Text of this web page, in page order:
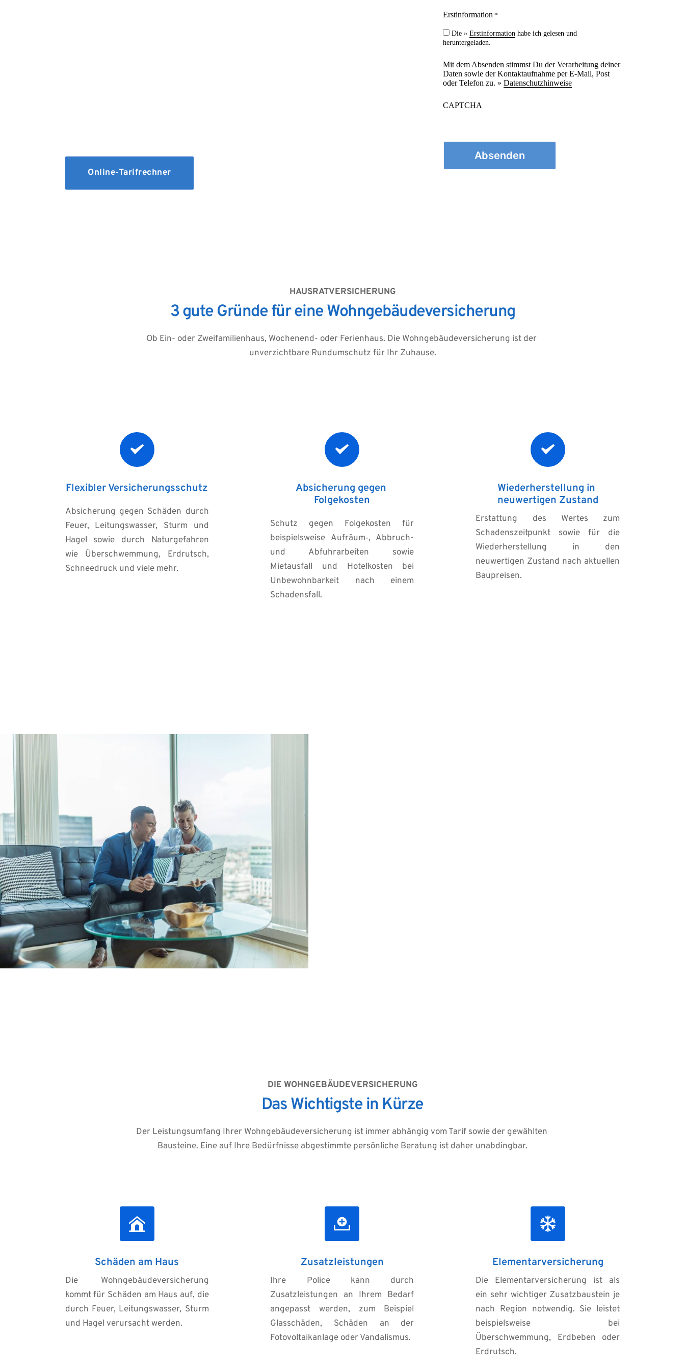
Online-Tarifrechner
Erstinformation *
Die » Erstinformationhabe ich gelesen und
heruntergeladen.
Mit dem Absenden stimmst Du der Verarbeitung deiner
Daten sowie der Kontaktaufnahme per E-Mail, Post
oder Telefon zu. » Datenschutzhinweise
CAPTCHA
HAUSRATVERSICHERUNG
3 gute Gründe für eine Wohngebäudeversicherung
Ob Ein- oder Zweifamilienhaus, Wochenend- oder Ferienhaus. Die Wohngebäudeversicherung ist der
unverzichtbare Rundumschutz für Ihr Zuhause.
Flexibler Versicherungsschutz
Absicherung gegen Schäden durch
Feuer, Leitungswasser, Sturm und
Hagel sowie durch Naturgefahren
wie Überschwemmung, Erdrutsch,
Schneedruck und viele mehr.
Absicherung gegen
Folgekosten
Schutz gegen Folgekosten für
beispielsweise Aufräum‑, Abbruch-
und Abfuhrarbeiten sowie
Mietausfall und Hotelkosten bei
Unbewohnbarkeit nach einem
Schadensfall.
Wiederherstellung in
neuwertigen Zustand
Erstattung des Wertes zum
Schadenszeitpunkt sowie für die
Wiederherstellung in den
neuwertigen Zustand nach aktuellen
Baupreisen.
DIE WOHNGEBÄUDEVERSICHERUNG
Das Wichtigste in Kürze
Der Leistungsumfang Ihrer Wohngebäudeversicherung ist immer abhängig vom Tarif sowie der gewählten
Bausteine. Eine auf Ihre Bedürfnisse abgestimmte persönliche Beratung ist daher unabdingbar.
Schäden am Haus
Die Wohngebäudeversicherung
kommt für Schäden am Haus auf, die
durch Feuer, Leitungswasser, Sturm
und Hagel verursacht werden.
Zusatzleistungen
Ihre Police kann durch
Zusatzleistungen an Ihrem Bedarf
angepasst werden, zum Beispiel
Glasschäden, Schäden an der
Fotovoltaikanlage oder Vandalismus.
Elementarversicherung
Die Elementarversicherung ist als
ein sehr wichtiger Zusatzbaustein je
nach Region notwendig. Sie leistet
beispielsweise bei
Überschwemmung, Erdbeben oder
Erdrutsch.